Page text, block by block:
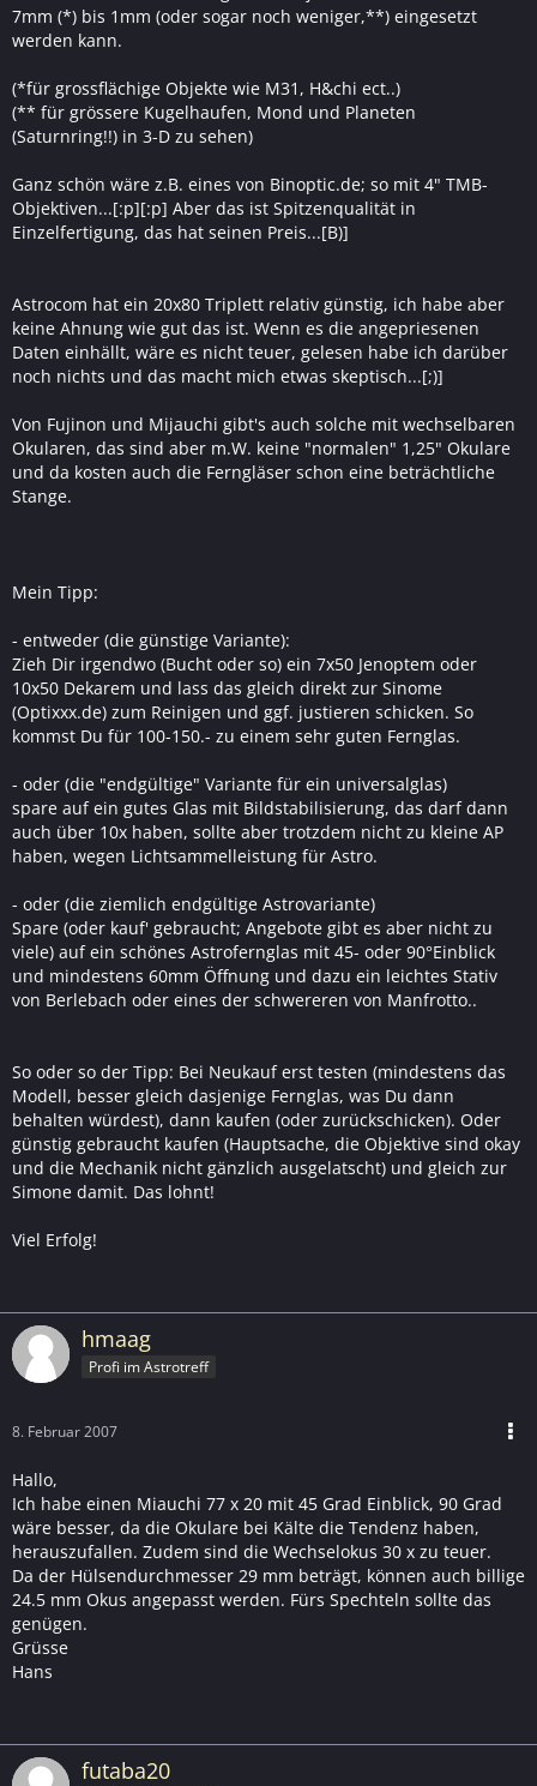
7mm (*) bis 1mm (oder sogar noch weniger,**) eingesetzt
werden kann.
(*für grossflächige Objekte wie M31, H&chi ect..)
(** für grössere Kugelhaufen, Mond und Planeten
(Saturnring!!) in 3-D zu sehen)
Ganz schön wäre z.B. eines von Binoptic.de; so mit 4" TMB-
Objektiven...[:p][:p] Aber das ist Spitzenqualität in
Einzelfertigung, das hat seinen Preis...[B)]
Astrocom hat ein 20x80 Triplett relativ günstig, ich habe aber
keine Ahnung wie gut das ist. Wenn es die angepriesenen
Daten einhällt, wäre es nicht teuer, gelesen habe ich darüber
noch nichts und das macht mich etwas skeptisch...[;)]
Von Fujinon und Mijauchi gibt's auch solche mit wechselbaren
Okularen, das sind aber m.W. keine "normalen" 1,25" Okulare
und da kosten auch die Ferngläser schon eine beträchtliche
Stange.
Mein Tipp:
- entweder (die günstige Variante):
Zieh Dir irgendwo (Bucht oder so) ein 7x50 Jenoptem oder
10x50 Dekarem und lass das gleich direkt zur Sinome
(Optixxx.de) zum Reinigen und ggf. justieren schicken. So
kommst Du für 100-150.- zu einem sehr guten Fernglas.
- oder (die "endgültige" Variante für ein universalglas)
spare auf ein gutes Glas mit Bildstabilisierung, das darf dann
auch über 10x haben, sollte aber trotzdem nicht zu kleine AP
haben, wegen Lichtsammelleistung für Astro.
- oder (die ziemlich endgültige Astrovariante)
Spare (oder kauf' gebraucht; Angebote gibt es aber nicht zu
viele) auf ein schönes Astrofernglas mit 45- oder 90°Einblick
und mindestens 60mm Öffnung und dazu ein leichtes Stativ
von Berlebach oder eines der schwereren von Manfrotto..
So oder so der Tipp: Bei Neukauf erst testen (mindestens das
Modell, besser gleich dasjenige Fernglas, was Du dann
behalten würdest), dann kaufen (oder zurückschicken). Oder
günstig gebraucht kaufen (Hauptsache, die Objektive sind okay
und die Mechanik nicht gänzlich ausgelatscht) und gleich zur
Simone damit. Das lohnt!
Viel Erfolg!
hmaag
Profi im Astrotreff
8. Februar 2007
Hallo,
Ich habe einen Miauchi 77 x 20 mit 45 Grad Einblick, 90 Grad
wäre besser, da die Okulare bei Kälte die Tendenz haben,
herauszufallen. Zudem sind die Wechselokus 30 x zu teuer.
Da der Hülsendurchmesser 29 mm beträgt, können auch billige
24.5 mm Okus angepasst werden. Fürs Spechteln sollte das
genügen.
Grüsse
Hans
futaba20